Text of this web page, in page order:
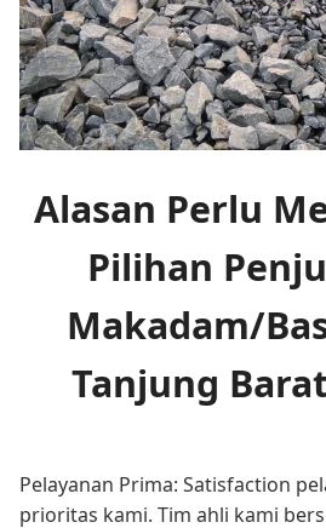
Alasan Perlu
Pilihan
Makadam/
Tanjung
Pelayanan Prima: Satisfaction
prioritas kami. Tim ahli kami